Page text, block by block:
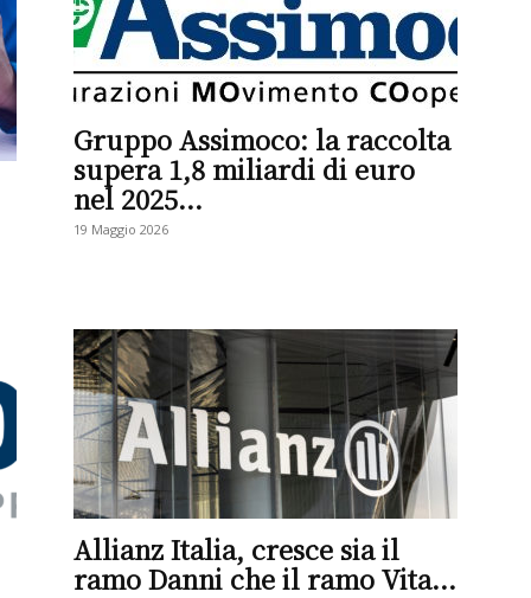
Gruppo Assimoco: la raccolta
supera 1,8 miliardi di euro
nel 2025...
19 Maggio 2026
Allianz Italia, cresce sia il
ramo Danni che il ramo Vita...